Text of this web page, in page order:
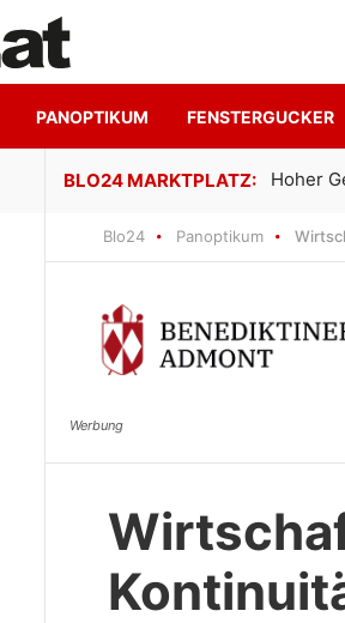
PANOPTIKUM FENSTERGUCKER
Blo24 Panoptikum